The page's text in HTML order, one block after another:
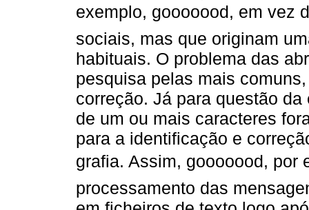
exemplo, gooooood, em vez
sociais, mas que originam
habituais. O problema das
pesquisa pelas mais
correção. Já para questão
de um ou mais caracteres
para a identificação e
grafia. Assim, gooooood,
processamento das